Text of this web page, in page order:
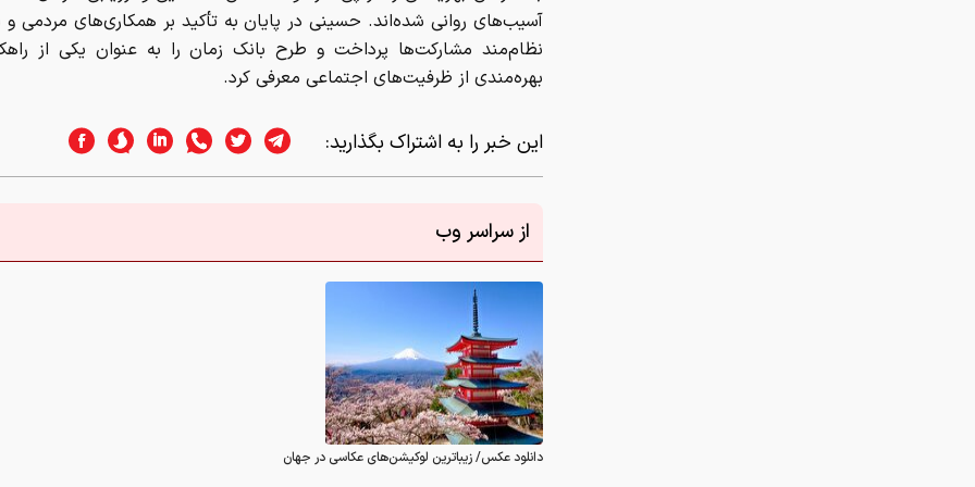
آسیب‌های روانی شده‌اند. حسینی در پایان به تأکید بر همکاری‌های مردمی
نظام‌مند مشارکت‌ها پرداخت و طرح بانک زمان را به عنوان یکی از
بهره‌مندی از ظرفیت‌های اجتماعی معرفی کرد.
این خبر را به اشتراک بگذارید:
از سراسر وب
دانلود عکس/ زیباترین لوکیشن‌های عکاسی در جهان